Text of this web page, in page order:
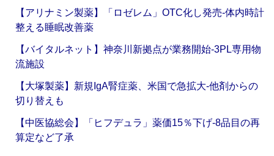
【アリナミン製薬】「ロゼレム」OTC化し発売‐体内時計
整える睡眠改善薬
【バイタルネット】神奈川新拠点が業務開始‐3PL専用物
流施設
【大塚製薬】新規IgA腎症薬、米国で急拡大‐他剤からの
切り替えも
【中医協総会】「ヒフデュラ」薬価15％下げ‐8品目の再
算定など了承